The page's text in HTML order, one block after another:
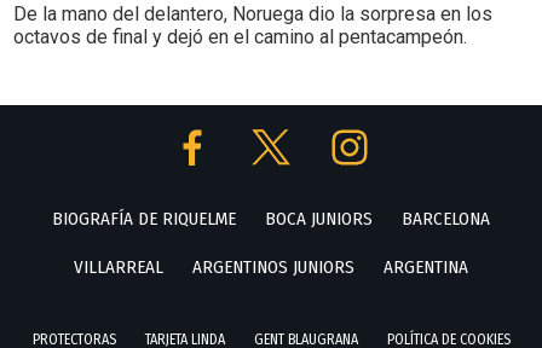
De la mano del delantero, Noruega dio la sorpresa en los
octavos de final y dejó en el camino al pentacampeón.
BIOGRAFÍA DE RIQUELME BOCA JUNIORS BARCELONA
VILLARREAL ARGENTINOS JUNIORS ARGENTINA
PROTECTORAS TARJETA LINDA GENT BLAUGRANA POLÍTICA DE COOKIES